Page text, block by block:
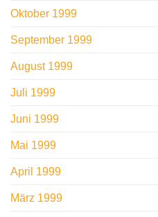
Oktober 1999
September 1999
August 1999
Juli 1999
Juni 1999
Mai 1999
April 1999
März 1999